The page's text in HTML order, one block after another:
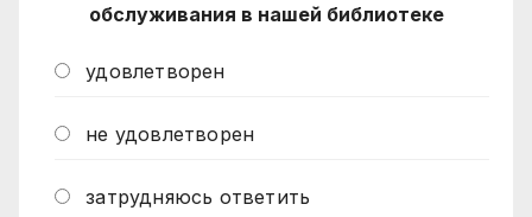
обслуживания в нашей библиотеке
удовлетворен
не удовлетворен
затрудняюсь ответить